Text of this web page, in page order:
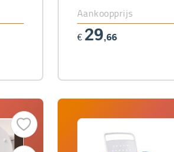
Aankoopprijs
€ 29,66